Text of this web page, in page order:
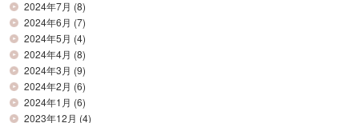
2024年7月 (8)
2024年6月 (7)
2024年5月 (4)
2024年4月 (8)
2024年3月 (9)
2024年2月 (6)
2024年1月 (6)
2023年12月 (4)